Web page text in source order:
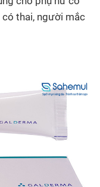
thai, người mắc